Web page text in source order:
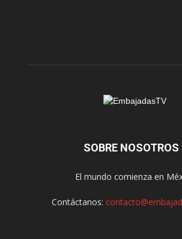
SOBRE NOSOTROS
El mundo comienza en
Contáctanos: